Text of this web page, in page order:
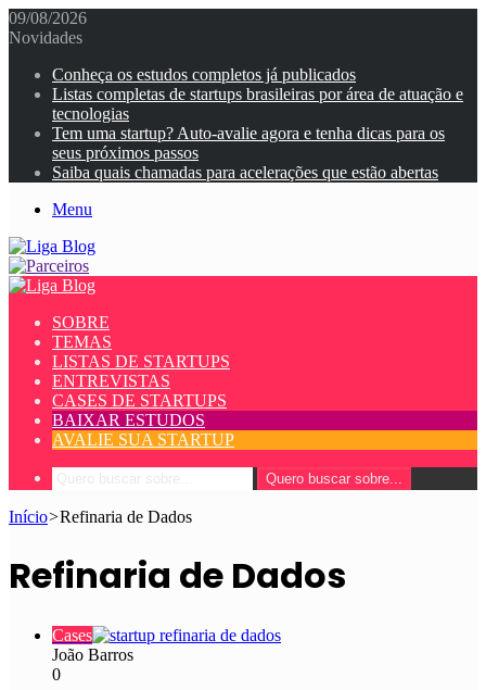
09/08/2026
Novidades
Conheça os estudos completos já publicados
Listas completas de startups brasileiras por área de atuação e
tecnologias
Tem uma startup? Auto-avalie agora e tenha dicas para os
seus próximos passos
Saiba quais chamadas para acelerações que estão abertas
Menu
SOBRE
TEMAS
LISTAS DE STARTUPS
ENTREVISTAS
CASES DE STARTUPS
BAIXAR ESTUDOS
AVALIE SUA STARTUP
Quero buscar sobre...
Início>Refinaria de Dados
Refinaria de Dados
Cases
João Barros
0